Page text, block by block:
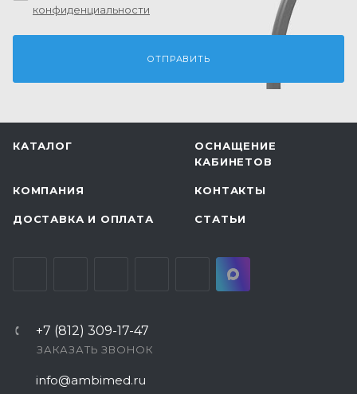
конфиденциальности
КАТАЛОГ
ОСНАЩЕНИЕ
КАБИНЕТОВ
КОМПАНИЯ КОНТАКТЫ
ДОСТАВКА И ОПЛАТА СТАТЬИ
+7 (812) 309-17-47
ЗАКАЗАТЬ ЗВОНОК
info@ambimed.ru